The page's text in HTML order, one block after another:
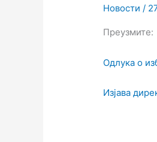
Новости /
Преузмите:
Одлука о
Изјава